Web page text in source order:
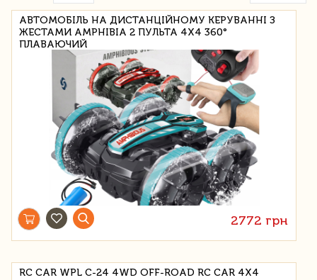
АВТОМОБІЛЬ НА ДИСТАНЦІЙНОМУ КЕРУВАННІ З
ЖЕСТАМИ AMPHIBIA 2 ПУЛЬТА 4X4 360°
ПЛАВАЮЧИЙ
2772 грн
RC CAR WPL C-24 4WD OFF-ROAD RC CAR 4X4